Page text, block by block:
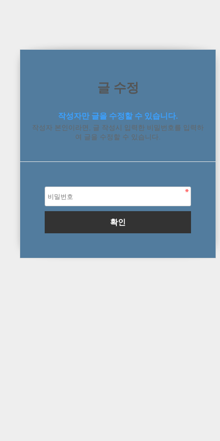
글 수정
작성자만 글을 수정할 수 있습니다.
작성자 본인이라면, 글 작성시 입력한 비밀번호를 입력하
여 글을 수정할 수 있습니다.